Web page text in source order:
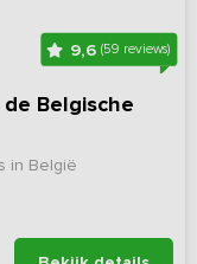
9,6 (59 reviews)
Belgische
in België